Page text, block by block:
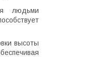
людьми
высоты